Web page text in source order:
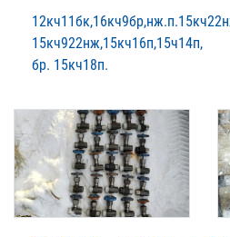
15кч922нж,15кч16п,15ч14п,
бр. 15кч18п.